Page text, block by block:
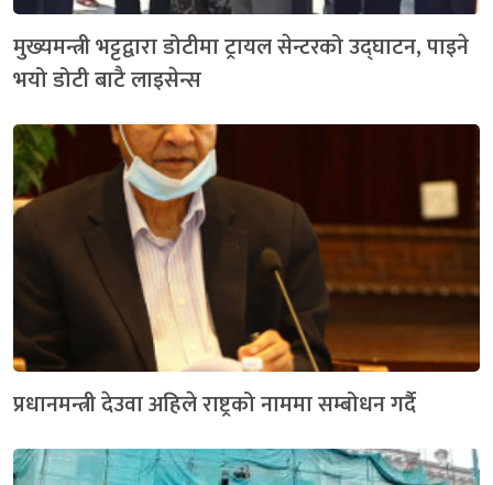
मुख्यमन्त्री भट्टद्वारा डोटीमा ट्रायल सेन्टरको उद्घाटन, पाइने
भयो डोटी बाटै लाइसेन्स
प्रधानमन्त्री देउवा अहिले राष्ट्रको नाममा सम्बोधन गर्दै